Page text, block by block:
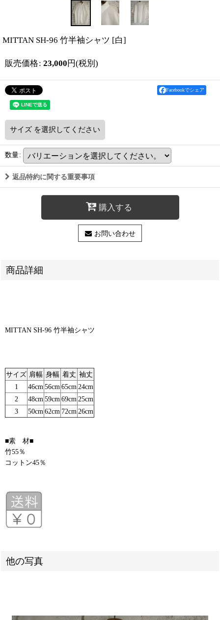
MITTAN SH-96 竹半袖シャツ [白]
販売価格: 23,000 円(税別)
Facebookでシェア
サイズ を選択してください
数量:
返品特約に関する重要事項
購入する
お問い合わせ
商品詳細
MITTAN SH-96 竹半袖シャツ
サイズ 肩幅 身幅 着丈 袖丈
1
46cm 56cm 65cm 24cm
2
48cm 59cm 69cm 25cm
3
50cm 62cm 72cm 26cm
■素 材■
竹55％
コットン45％
他の写真